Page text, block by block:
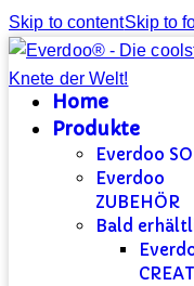
Skip to contentSkip to
Home
Produkte
Everdoo
Everdoo
ZUBEHÖR
Bald